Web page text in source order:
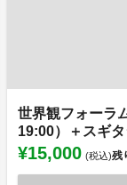
世界観フォーラ
19:00）＋スギ
¥15,000 (税込)残